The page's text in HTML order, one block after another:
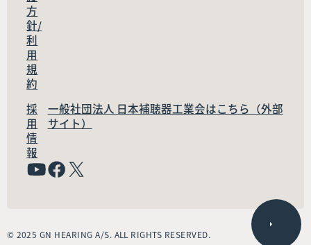
方
針/
利
用
規
約
採
用
情
報
一般社団法人 日本補聴器工業会はこちら（外部
サイト）
© 2025 GN HEARING A/S. ALL RIGHTS RESERVED.